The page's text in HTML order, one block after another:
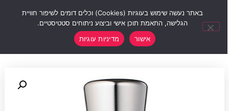
באתר נעשה שימוש בעוגיות (Cookies) וכלים דומים לשיפור חוויית
הגלישה, התאמת תוכן אישי וביצוע ניתוחים סטטיסטיים.
אישור
מדיניות עוגיות